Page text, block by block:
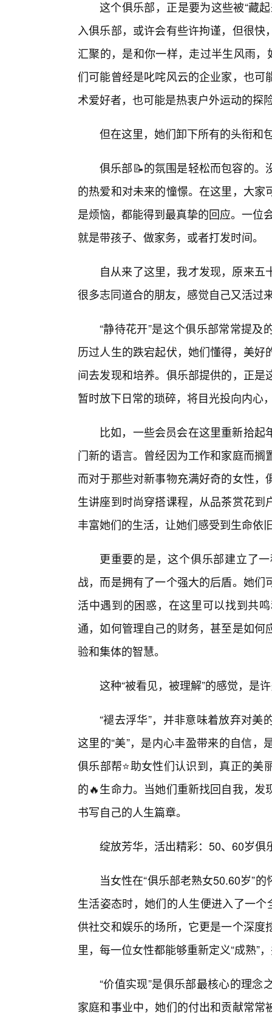
这个俱乐部，正是要为这些被“藏
入俱乐部，或许会有些许拘谨，但很
汇聚的，是和你一样，走过半生风雨
们可能曾经是叱咤风云的企业家，也
术爱好者，也可能是热衷户外运动的探
但在这里，她们卸下所有的头衔和
俱乐部📝的氛围是轻松而包容的。
的热爱和对未来的憧憬。在这里，大
是烦恼，都能得到最真挚的回应。一位
就是带孩子、做家务，或者打发时间。
自从来了这里，我才发现，原来
很多志同道合的朋友，感觉自己又活过
“静待花开”是这个俱乐部常常提
历过人生的跌宕起伏，她们懂得，美
间去发现和培养。俱乐部提供的，正
暂时放下日常的琐碎，将目光投向内心
比如，一些会员会在这里重新拾
门新的语言。曾经因为工作和家庭而
而对于那些对新事物充满好奇的女性
生讲座到时尚穿搭课程，从品茶赏花
丰富她们的生活，让她们感受到生命依
更重要的是，这个俱乐部建立了
战，而是拥有了一个强大的后盾。她
活中遇到的困惑，在这里可以找到共
通，如何管理自己的财务，甚至是如
验和集体的智慧。
这种“被看见，被理解”的感觉，是
“褪去浮华”，并非意味着放弃对
这里的“美”，是内心丰盈带来的自信
俱乐部帮⭐助女性们认识到，真正的
的🔥生命力。当她们重新找回自我，
书写自己的人生篇章。
绽放芳华，活出精彩：50、60岁俱
当女性在“俱乐部老熟女50.60岁”
生活姿态时，她们的人生便进入了一
供社交和娱乐的场所，它更是一个深
里，每一位女性都能够重新定义“成熟”
“价值实现”是俱乐部最核心的理
家庭和事业中，她们的付出和贡献常